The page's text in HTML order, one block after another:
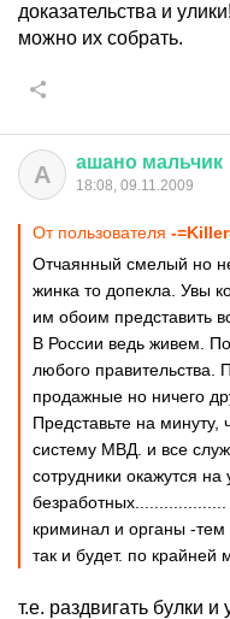
доказательства и
можно их собрать.
А ашано мальчик
18:08, 09.11.2009
От пользователя -
Отчаянный смелый но
жинка то допекла. Увы
им обоим представить
В России ведь живем.
любого правительства.
продажные но ничего
Представьте на минуту,
систему МВД. и все
сотрудники окажутся на
криминал и органы -
так и будет. по крайней
т.е. раздвигать булки